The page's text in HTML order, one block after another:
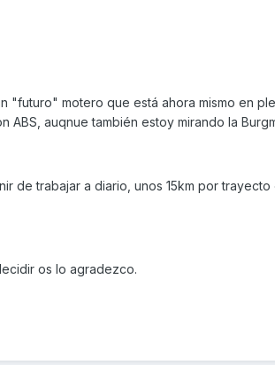
"futuro" motero que está ahora mismo en
ABS, auqnue también estoy mirando la
de trabajar a diario, unos 15km por
os lo agradezco.